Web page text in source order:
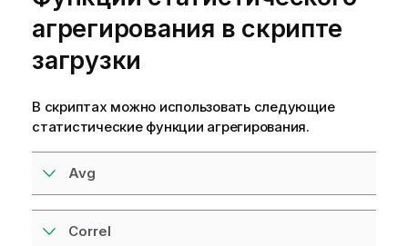
агрегирования в скрипте
загрузки
В скриптах можно использовать следующие
статистические функции агрегирования.
Avg
Correl